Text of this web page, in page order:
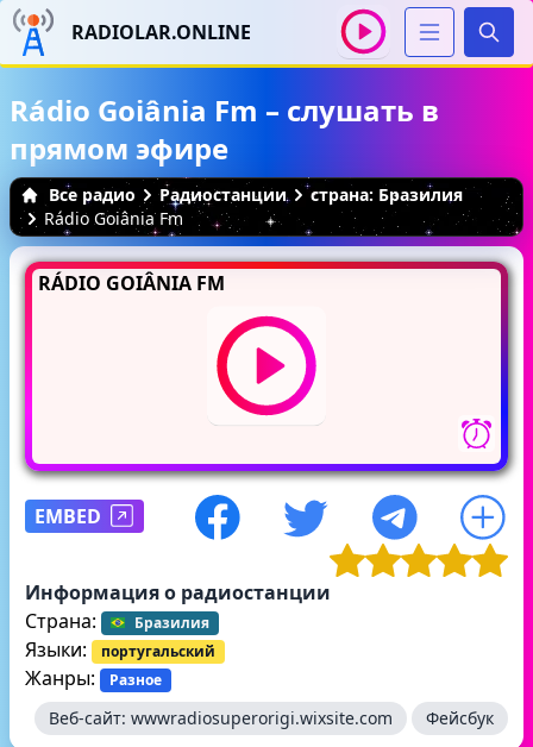
RADIOLAR.ONLINE
Rádio Goiânia Fm – слушать в
прямом эфире
Все радио Радиостанции
страна: Бразилия
Rádio Goiânia Fm
RÁDIO GOIÂNIA FM
EMBED
Информация о радиостанции
Страна:
Бразилия
Языки: португальский
Жанры: Разное
Веб-сайт: wwwradiosuperorigi.wixsite.com Фейсбук